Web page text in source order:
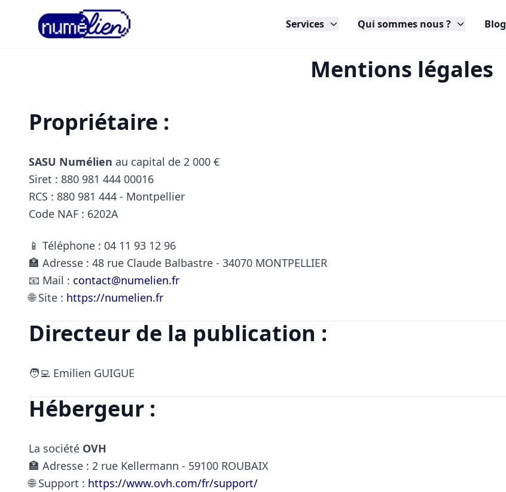
NUMELIEN Services Qui sommes nous ? Blog
Mentions légales
Propriétaire :
SASU Numélien au capital de 2 000 €
Siret : 880 981 444 00016
RCS : 880 981 444 - Montpellier
Code NAF : 6202A
📱 Téléphone : 04 11 93 12 96
🏣 Adresse : 48 rue Claude Balbastre - 34070 MONTPELLIER
📧 Mail : contact@numelien.fr
🌐 Site : https://numelien.fr
Directeur de la publication :
🧑‍💻 Emilien GUIGUE
Hébergeur :
La société OVH
🏣 Adresse : 2 rue Kellermann - 59100 ROUBAIX
🌐 Support : https://www.ovh.com/fr/support/